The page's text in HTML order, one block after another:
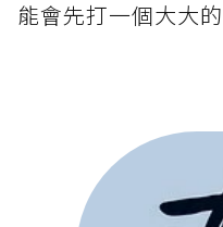
能會先打一個大大